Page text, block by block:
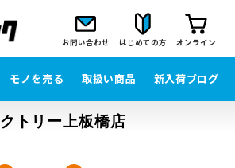
お問い合わせ はじめての方 オンライン
モノを売る 取扱い商品 新入荷ブログ
トリー上板橋店